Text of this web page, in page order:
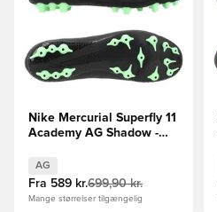
Nike Mercurial Superfly 11
Academy AG Shadow -
AG
Fra 589 kr.699,90 kr.
Mange størrelser tilgængelig